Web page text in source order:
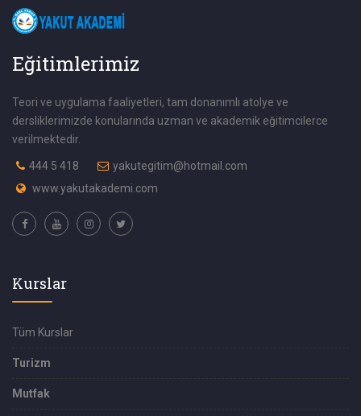
Eğitimlerimiz
Teori ve uygulama faaliyetleri, tam donanımlı atolye ve
dersliklerimizde konularında uzman ve akademik eğitimcilerce
verilmektedir.
444 5 418
yakutegitim@hotmail.com
www.yakutakademi.com
Kurslar
Tüm Kurslar
Turizm
Mutfak